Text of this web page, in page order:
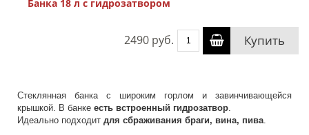
Банка 18 л с гидрозатвором
2490 руб. Купить
Стеклянная банка с широким горлом и завинчивающейся
крышкой. В банке есть встроенный гидрозатвор.
Идеально подходит для сбраживания браги, вина, пива.